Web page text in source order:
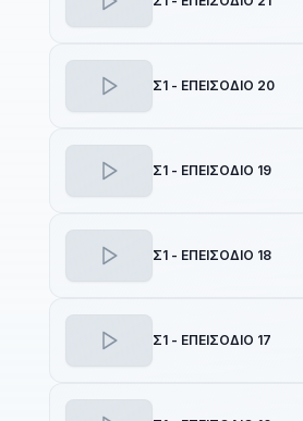
Σ1 - ΕΠΕΙΣΟΔΙΟ 20
Σ1 - ΕΠΕΙΣΟΔΙΟ 19
Σ1 - ΕΠΕΙΣΟΔΙΟ 18
Σ1 - ΕΠΕΙΣΟΔΙΟ 17